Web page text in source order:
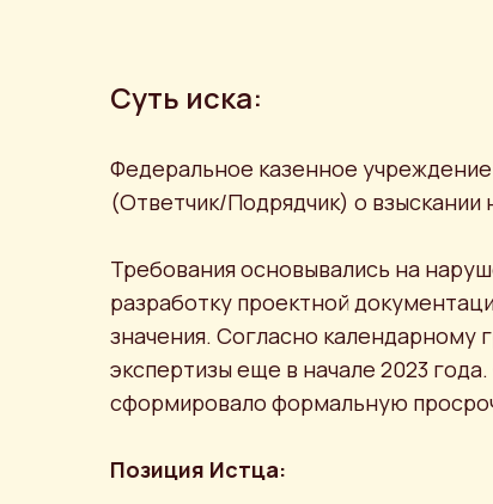
Суть иска:
Федеральное казенное
(Ответчик/Подрядчик) о взыскании
Требования основывались на
разработку проектной
значения. Согласно календарному
экспертизы еще в начале 2023
сформировало формальную
Позиция Истца: